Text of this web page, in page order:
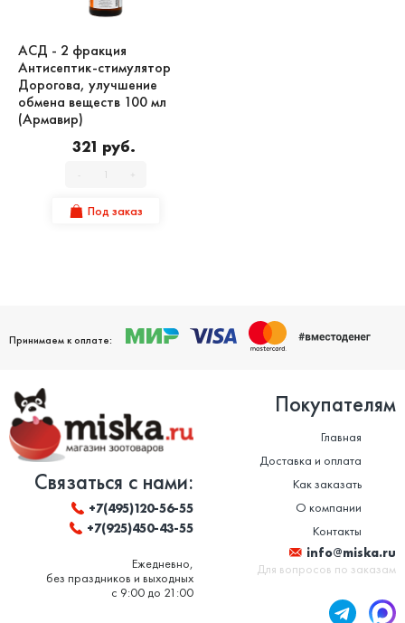
АСД - 2 фракция
Антисептик-стимулятор
Дорогова, улучшение
обмена веществ 100 мл
(Армавир)
321 руб.
- +
Под заказ
Принимаем к оплате:
Связаться с нами:
+7(495)120-56-55
+7(925)450-43-55
Ежедневно,
без праздников и выходных
с 9:00 до 21:00
Покупателям
Главная
Доставка и оплата
Как заказать
О компании
Контакты
info@miska.ru
Для вопросов по заказам